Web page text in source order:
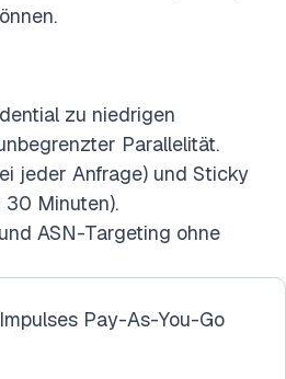
zu niedrigen
Parallelität.
jeder Anfrage) und Sticky
Minuten).
ASN-Targeting ohne
Pay-As-You-Go